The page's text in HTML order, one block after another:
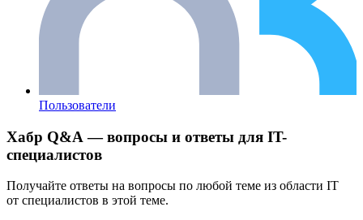
Пользователи
Хабр Q&A — вопросы и ответы для IT-
специалистов
Получайте ответы на вопросы по любой теме из области IT
от специалистов в этой теме.